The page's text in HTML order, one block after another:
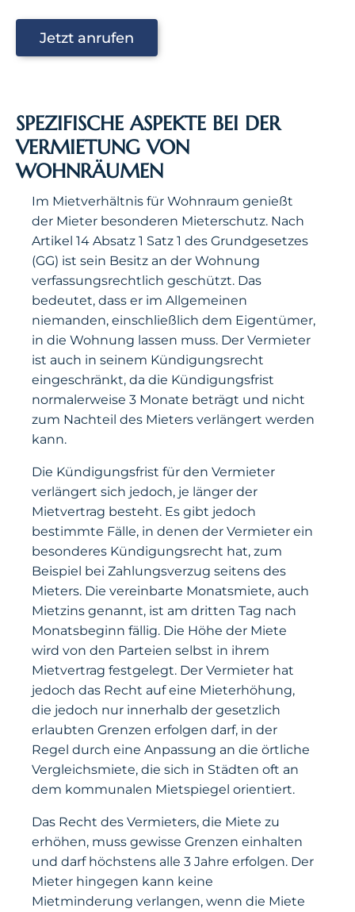
Jetzt anrufen
SPEZIFISCHE ASPEKTE BEI DER
VERMIETUNG VON
WOHNRÄUMEN
Im Mietverhältnis für Wohnraum genießt
der Mieter besonderen Mieterschutz. Nach
Artikel 14 Absatz 1 Satz 1 des Grundgesetzes
(GG) ist sein Besitz an der Wohnung
verfassungsrechtlich geschützt. Das
bedeutet, dass er im Allgemeinen
niemanden, einschließlich dem Eigentümer,
in die Wohnung lassen muss. Der Vermieter
ist auch in seinem Kündigungsrecht
eingeschränkt, da die Kündigungsfrist
normalerweise 3 Monate beträgt und nicht
zum Nachteil des Mieters verlängert werden
kann.
Die Kündigungsfrist für den Vermieter
verlängert sich jedoch, je länger der
Mietvertrag besteht. Es gibt jedoch
bestimmte Fälle, in denen der Vermieter ein
besonderes Kündigungsrecht hat, zum
Beispiel bei Zahlungsverzug seitens des
Mieters. Die vereinbarte Monatsmiete, auch
Mietzins genannt, ist am dritten Tag nach
Monatsbeginn fällig. Die Höhe der Miete
wird von den Parteien selbst in ihrem
Mietvertrag festgelegt. Der Vermieter hat
jedoch das Recht auf eine Mieterhöhung,
die jedoch nur innerhalb der gesetzlich
erlaubten Grenzen erfolgen darf, in der
Regel durch eine Anpassung an die örtliche
Vergleichsmiete, die sich in Städten oft an
dem kommunalen Mietspiegel orientiert.
Das Recht des Vermieters, die Miete zu
erhöhen, muss gewisse Grenzen einhalten
und darf höchstens alle 3 Jahre erfolgen. Der
Mieter hingegen kann keine
Mietminderung verlangen, wenn die Miete